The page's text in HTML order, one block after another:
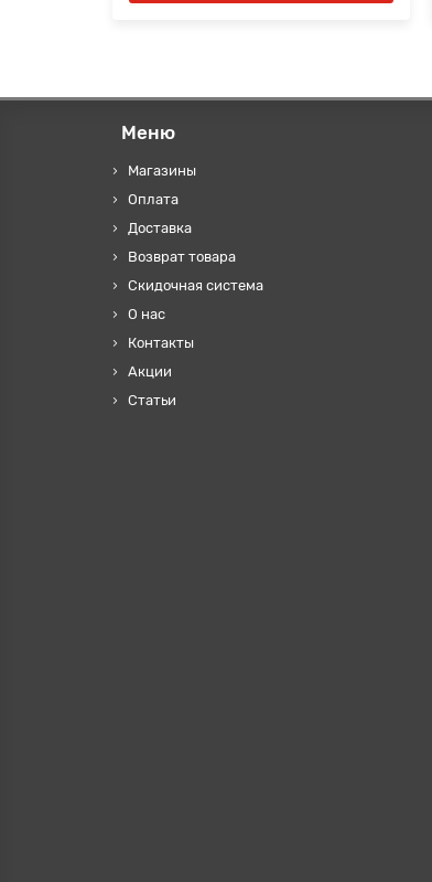
Меню
Магазины
Оплата
Доставка
Возврат товара
Скидочная система
О нас
Контакты
Акции
Статьи